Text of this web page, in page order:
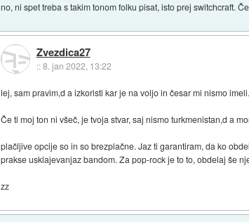
no, ni spet treba s takim tonom folku pisat, isto prej switchcraft.
Zvezdica27
::8. jan 2022, 13:22
lej, sam pravim,d a izkoristi kar je na voljo in česar mi nismo
Če ti moj ton ni všeč, je tvoja stvar, saj nismo turkmenistan,d a
plačljive opcije so in so brezplačne. Jaz ti garantiram, da ko
prakse usklajevanjaz bandom. Za pop-rock je to to, obdelaj še
zz